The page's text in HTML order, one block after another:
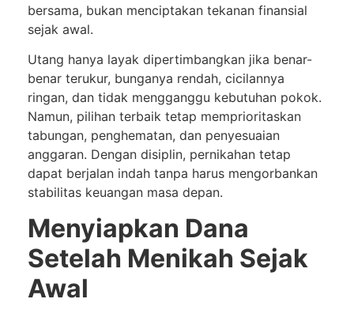
bersama, bukan menciptakan tekanan finansial
sejak awal.
Utang hanya layak dipertimbangkan jika benar-
benar terukur, bunganya rendah, cicilannya
ringan, dan tidak mengganggu kebutuhan pokok.
Namun, pilihan terbaik tetap memprioritaskan
tabungan, penghematan, dan penyesuaian
anggaran. Dengan disiplin, pernikahan tetap
dapat berjalan indah tanpa harus mengorbankan
stabilitas keuangan masa depan.
Menyiapkan Dana
Setelah Menikah Sejak
Awal